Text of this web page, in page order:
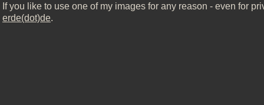
If you like to use one of my images for any reason - even for
erde(dot)de.